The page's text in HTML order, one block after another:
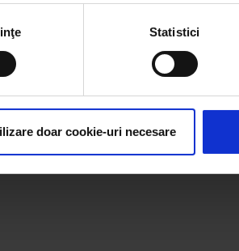
l în mod activ după caracteristici
dvs. personale și configurați-vă
Declarația despre modulele cookie.
rețele sociale, de publicitate și de
cu alte informații oferite de dvs. sau
Statistici
doar cookie-uri necesare
form Date societate
CNA